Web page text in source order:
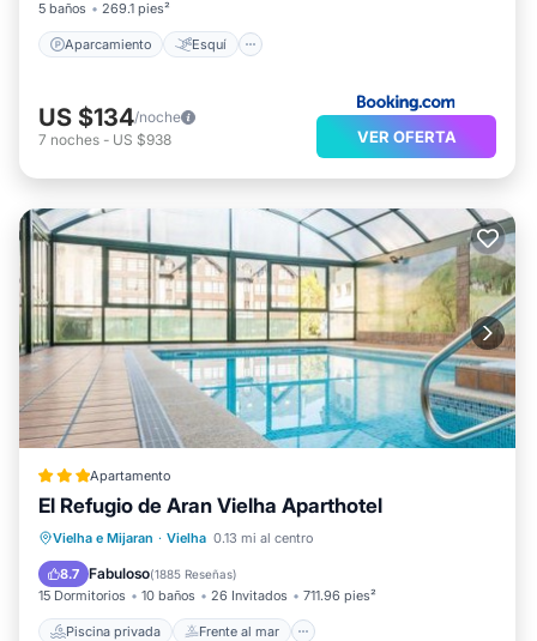
5 baños 269.1 pies²
Aparcamiento Esquí
US $134/noche
7 noches - US $938 VER OFERTA
Apartamento
El Refugio de Aran Vielha Aparthotel
Vielha e Mijaran · Vielha 0.13 mi al centro
8.7 Fabuloso(1885 Reseñas)
15 Dormitorios 10 baños 26 Invitados 711.96 pies²
Piscina privada Frente al mar
Piscina privada
Frente al mar
Aparcamiento